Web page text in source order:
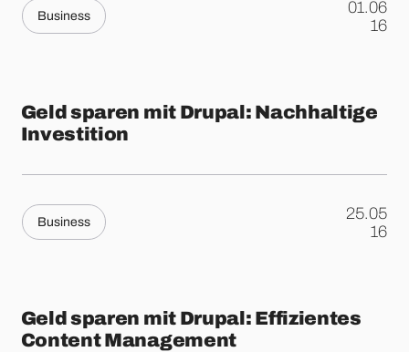
Business
01.06
.16
Geld sparen mit Drupal: Nachhaltige
Investition
Business
25.05
.16
Geld sparen mit Drupal: Effizientes
Content Management